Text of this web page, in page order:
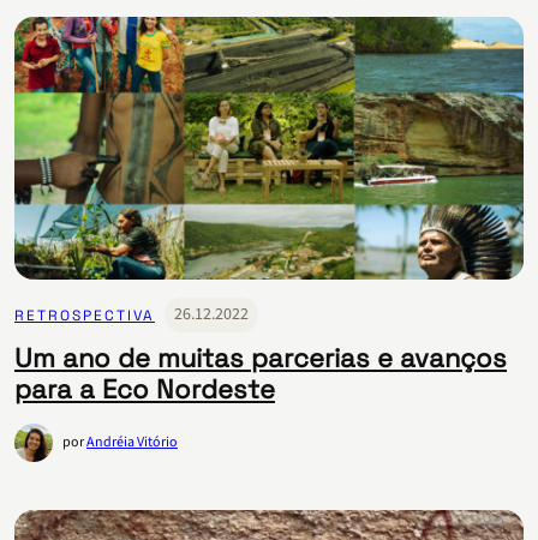
RETROSPECTIVA 26.12.2022
Um ano de muitas parcerias e avanços
para a Eco Nordeste
porAndréia Vitório